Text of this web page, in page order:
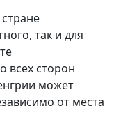
так и для
всех сторон
может
от места